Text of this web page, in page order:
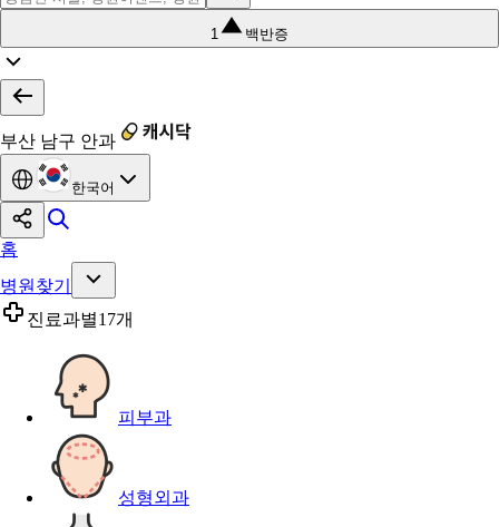
1 백반증
부산 남구 안과
한국어
홈
병원찾기
진료과별17개
피부과
성형외과